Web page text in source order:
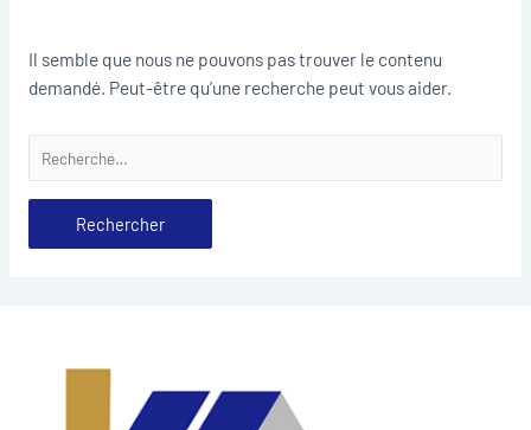
Il semble que nous ne pouvons pas trouver le contenu
demandé. Peut-être qu’une recherche peut vous aider.